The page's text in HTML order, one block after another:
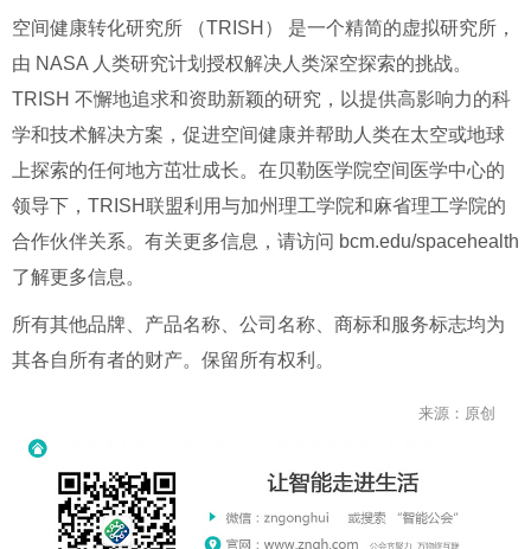
空间健康转化研究所 （TRISH） 是一个精简的虚拟研究所，
由 NASA 人类研究计划授权解决人类深空探索的挑战。
TRISH 不懈地追求和资助新颖的研究，以提供高影响力的科
学和技术解决方案，促进空间健康并帮助人类在太空或地球
上探索的任何地方茁壮成长。在贝勒医学院空间医学中心的
领导下，TRISH联盟利用与加州理工学院和麻省理工学院的
合作伙伴关系。有关更多信息，请访问 bcm.edu/spacehealth
了解更多信息。
所有其他品牌、产品名称、公司名称、商标和服务标志均为
其各自所有者的财产。保留所有权利。
来源：原创